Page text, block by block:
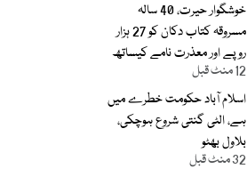
خوشگوار حیرت، 40 سالہ
مسروقہ کتاب دکان کو 27 ہزار
روپے اور معذرت نامے کیساتھ
موصول
12 منٹ قبل
اسلام آباد حکومت خطرے میں
ہے، الٹی گنتی شروع ہوچکی،
بلاول بھٹو
32 منٹ قبل